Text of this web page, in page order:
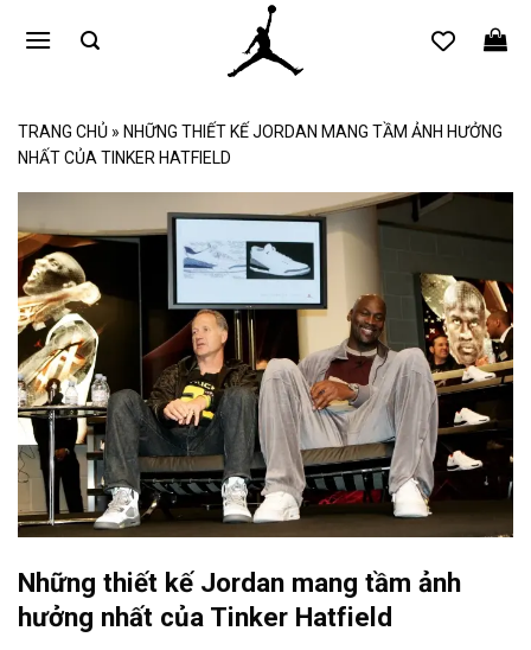
qua
TRANG CHỦ » NHỮNG THIẾT KẾ JORDAN MANG TẦM ẢNH HƯỞNG
NHẤT CỦA TINKER HATFIELD
Những thiết kế Jordan mang tầm ảnh
hưởng nhất của Tinker Hatfield